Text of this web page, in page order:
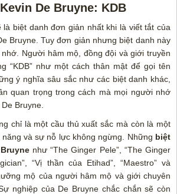
De Bruyne: KDB
là biệt danh đơn giản nhất khi là viết tắt của
Bruyne. Tuy đơn giản nhưng biệt danh này
Người hâm mộ, đồng đội và giới truyền
“KDB” như một cách thân mật để gọi tên
ý nghĩa sâu sắc như các biệt danh khác,
quan trọng trong cách mà mọi người nhớ
Bruyne.
chỉ là một cầu thủ xuất sắc mà còn là một
và sự nỗ lực không ngừng. Những biệt
như “The Ginger Pele”, “The Ginger
“Vị thần của Etihad”, “Maestro” và
mộ của người hâm mộ và giới chuyên
nghiệp của De Bruyne chắc chắn sẽ còn